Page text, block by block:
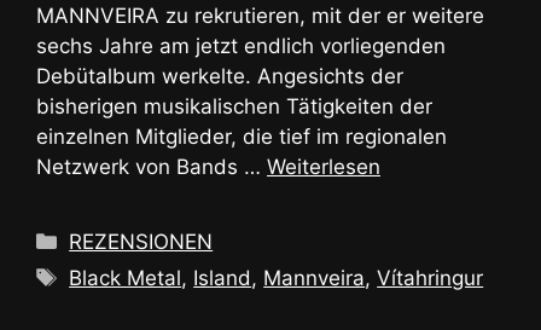
MANNVEIRA zu rekrutieren, mit der er weitere
sechs Jahre am jetzt endlich vorliegenden
Debütalbum werkelte. Angesichts der
bisherigen musikalischen Tätigkeiten der
einzelnen Mitglieder, die tief im regionalen
Netzwerk von Bands … Weiterlesen
Kategorien
REZENSIONEN
Schlagwörter
Black Metal, Island, Mannveira,Vítahringur